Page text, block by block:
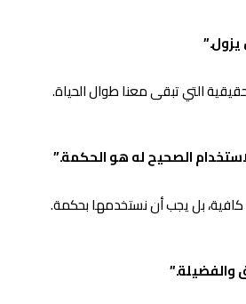
يزول.”
التي تبقى معنا طوال الحياة.
الصحيح له هو الحكمة.”
بل يجب أن نستخدمها بحكمة.
والفضيلة.”